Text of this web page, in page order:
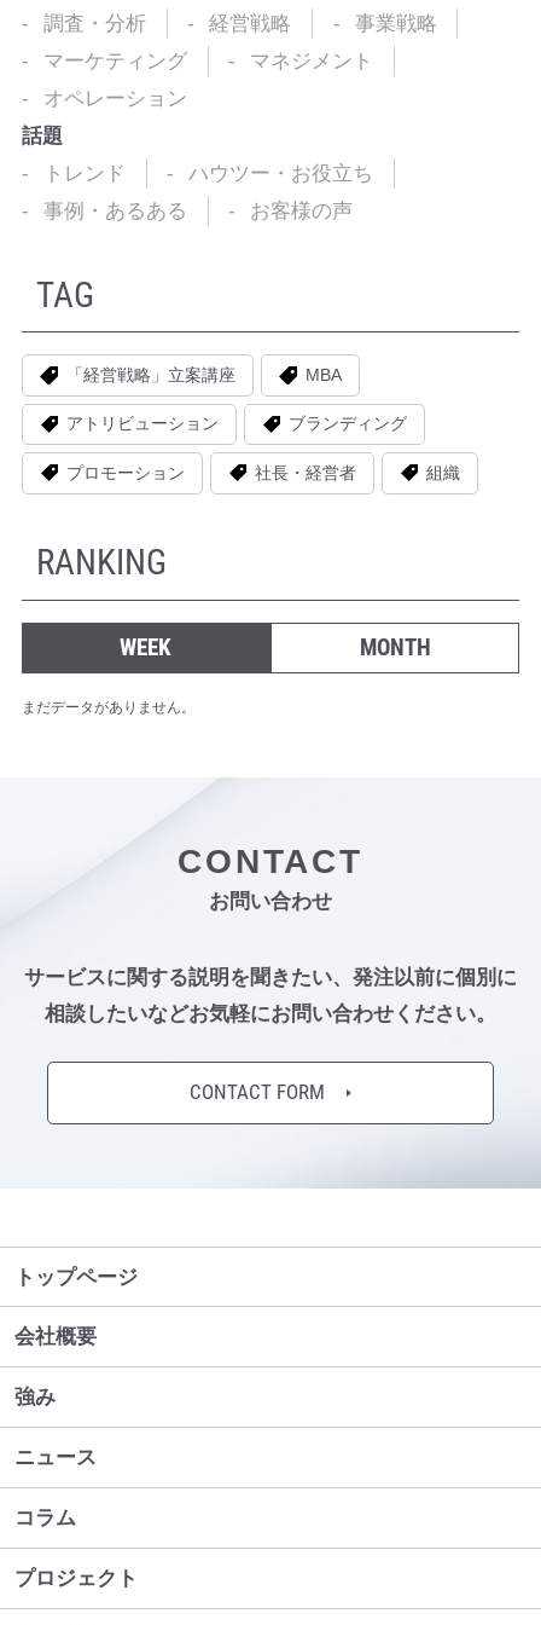
調査・分析 経営戦略
事業戦略
マーケティング
マネジメント
オペレーション
話題
トレンド
ハウツー・お役立ち
事例・あるある
お客様の声
TAG
「経営戦略」立案講座 MBA
アトリビューション ブランディング
プロモーション 社長・経営者 組織
RANKING
WEEK MONTH
まだデータがありません。
CONTACT
お問い合わせ
サービスに関する説明を聞きたい、発注以前に個別に
相談したいなどお気軽にお問い合わせください。
CONTACT FORM
トップページ
会社概要
強み
ニュース
コラム
プロジェクト